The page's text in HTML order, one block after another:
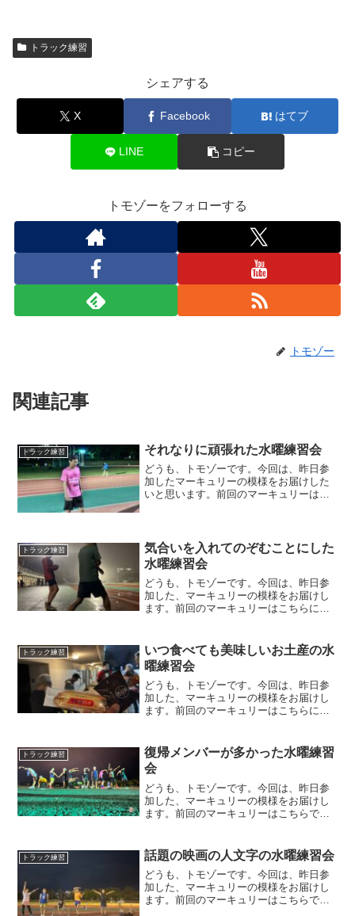
トラック練習
シェアする
X Facebook はてブ
LINE コピー
トモゾーをフォローする
トモゾー
関連記事
トラック練習 それなりに頑張れた水曜練習会
どうも、トモゾーです。今回は、昨日参
加したマーキュリーの模様をお届けした
いと思います。前回のマーキュリーはこ
した。遅れてやってきたプ...
トラック練習
気合いを入れてのぞむことにした
水曜練習会
どうも、トモゾーです。今回は、昨日参
加した、マーキュリーの模様をお届けし
ます。前回のマーキュリーはこちらにな
雲が無かったので、普通に練習できると
思っていたのですが、実際...
トラック練習
いつ食べても美味しいお土産の水
曜練習会
どうも、トモゾーです。今回は、昨日参
加した、マーキュリーの模様をお届けし
ます。前回のマーキュリーはこちらにな
す。連戦のフルマラソンも終わり、当
分、身体を酷使してもいいの...
トラック練習
復帰メンバーが多かった水曜練習
会
どうも、トモゾーです。今回は、昨日参
加した、マーキュリーの模様をお届けし
ます。前回のマーキュリーはこちらで
で、事前にペーサー依頼がありました。
最初の４，０００mが５分１０秒...
トラック練習 話題の映画の人文字の水曜練習会
どうも、トモゾーです。今回は、昨日参
加した、マーキュリーの模様をお届けし
ます。前回のマーキュリーはこちらで